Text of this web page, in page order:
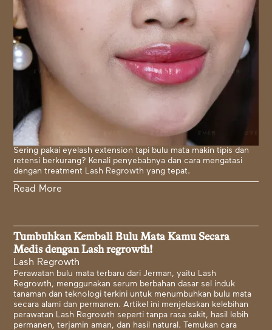
Sering pakai eyelash extension tapi bulu mata makin tipis dan
retensi berkurang? Kenali penyebabnya dan cara mengatasi
dengan treatment Lash Regrowth yang tepat.
Read More
Tumbuhkan Kembali Bulu Mata Kamu Secara
Medis dengan Lash regrowth!
Lash Regrowth
Perawatan bulu mata terbaru dari Jerman, yaitu Lash
Regrowth, menggunakan serum berbahan dasar sel induk
tanaman dan teknologi terkini untuk menumbuhkan bulu mata
secara alami dan permanen. Artikel ini menjelaskan kelebihan
perawatan Lash Regrowth seperti tanpa rasa sakit, hasil lebih
permanen, terjamin aman, dan hasil natural. Temukan cara